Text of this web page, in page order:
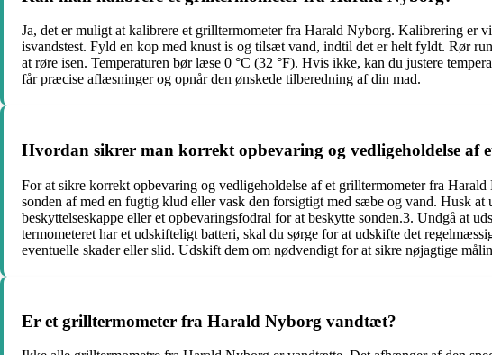
Ja, det er muligt at kalibrere et grilltermometer fra Harald Nyborg. Kalibrering er
isvandstest. Fyld en kop med knust is og tilsæt vand, indtil det er helt fyldt. Rør
at røre isen. Temperaturen bør læse 0 °C (32 °F). Hvis ikke, kan du justere
får præcise aflæsninger og opnår den ønskede tilberedning af din mad.
Hvordan sikrer man korrekt opbevaring og vedligeholdelse
For at sikre korrekt opbevaring og vedligeholdelse af et grilltermometer fra
sonden af ​​med en fugtig klud eller vask den forsigtigt med sæbe og vand. Husk
beskyttelseskappe eller et opbevaringsfodral for at beskytte sonden.3. Undgå at
termometeret har et udskifteligt batteri, skal du sørge for at udskifte det
eventuelle skader eller slid. Udskift dem om nødvendigt for at sikre nøjagtige
Er et grilltermometer fra Harald Nyborg vandtæt?